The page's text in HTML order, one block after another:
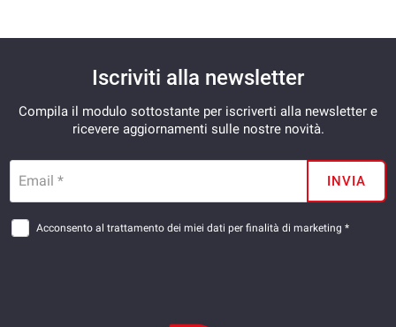
Iscriviti alla newsletter
Compila il modulo sottostante per iscriverti alla newsletter e
ricevere aggiornamenti sulle nostre novità.
Email * INVIA
Acconsento al trattamento dei miei dati per finalità di marketing *